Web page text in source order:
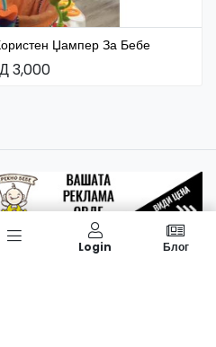
Џампер За Бебе
3,000
Login Блог